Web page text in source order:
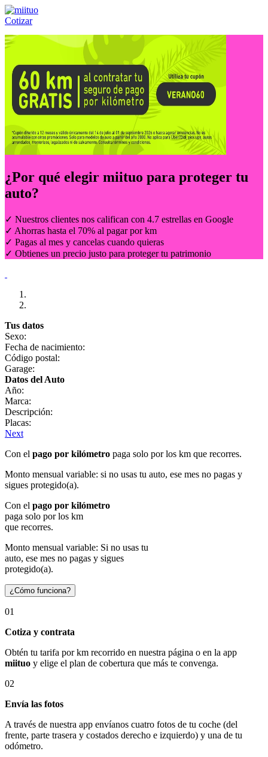
Cotizar
Llámanos al:(55) 84-21-05-00 ó
¿Por qué elegir miituo para proteger tu
auto?
✓ Nuestros clientes nos califican con 4.7 estrellas en Google
✓ Ahorras hasta el 70% al pagar por km
✓ Pagas al mes y cancelas cuando quieras
✓ Obtienes un precio justo para proteger tu patrimonio
Tus datos
Sexo:
Fecha de nacimiento:
Código postal:
Garage:
Datos del Auto
Año:
Marca:
Descripción:
Placas:
Next
Con el pago por kilómetro paga solo por los km que recorres.
Monto mensual variable: si no usas tu auto, ese mes no pagas y
sigues protegido(a).
Con el pago por kilómetro
paga solo por los km
que recorres.
Monto mensual variable: Si no usas tu
auto, ese mes no pagas y sigues
protegido(a).
¿Cómo funciona?
01
Cotiza y contrata
Obtén tu tarifa por km recorrido en nuestra página o en la app
miituo y elige el plan de cobertura que más te convenga.
02
Envía las fotos
A través de nuestra app envíanos cuatro fotos de tu coche (del
frente, parte trasera y costados derecho e izquierdo) y una de tu
odómetro.